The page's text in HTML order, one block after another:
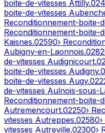
boite-de-vitesses Attilly.
boite-de-vitesses
Reconditionnement-boite-
Reconditionnement-boite-
Kaisnes.02590›
Aubigny-en-Laonnois.
de-vitesses Audignicourt.
boite-de-vitesses Audigny.
boite-de-vitesses Augy.
de-vitesses Aulnois-sous-
Reconditionnement-boite-
Autremencourt.02250›
vitesses Autreppes.02580
vitesses Autreville.02300›